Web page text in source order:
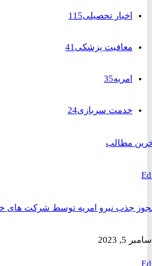
اخبار تحصیلی115
معافیت پزشکی41
امریه 35
خدمت سربازی 24
مطالب
نیرو امریه توسط شرکت های خلاق 1402 صادر شد